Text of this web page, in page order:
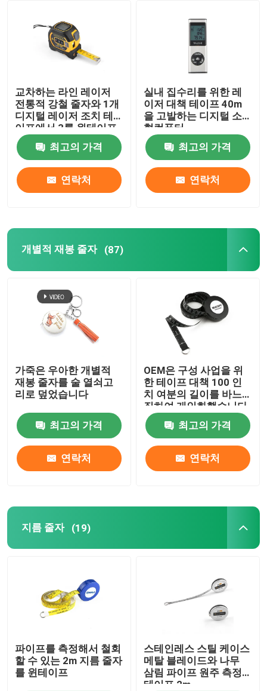
중간 상완 주변 테이프
논문 측정 테이프
강철 줄자 방법
조사 줄자
거리 측정 휠
교차하는 라인 레이저
전통적 강철 줄자와 1개
디지털 레이저 조치 테
이프에서 3를 윈테이프
최고의 가격
연락처
실내 집수리를 위한 레
이저 대책 테이프 40m
을 고발하는 디지털 소
형컴퓨터
최고의 가격
연락처
개별적 재봉 줄자 (87)
가죽은 우아한 개별적
재봉 줄자를 술 열쇠고
리로 덮었습니다
최고의 가격
연락처
OEM은 구성 사업을 위
한 테이프 대책 100 인
치 여분의 길이를 바느
질하여 개인화했습니다
최고의 가격
연락처
지름 줄자 (19)
파이프를 측정해서 철회
할 수 있는 2m 지름 줄자
를 윈테이프
스테인레스 스틸 케이스
메탈 블레이드와 나무
삼림 파이프 원주 측정
테이프 2m